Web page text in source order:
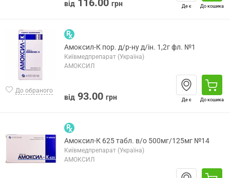
від 116.00 грн Де є До кошика
До обраного
Амоксил-К пор. д/р-ну д/ін. 1,2г фл. №1
Київмедпрепарат (Україна)
АМОКСИЛ
від 93.00 грн Де є До кошика
Амоксил-К 625 табл. в/о 500мг/125мг №14
Київмедпрепарат (Україна)
АМОКСИЛ